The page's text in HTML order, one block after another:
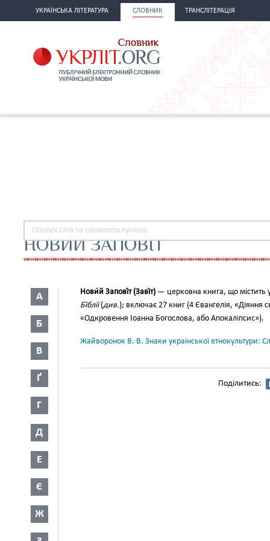
УКРАЇНСЬКА ЛІТЕРАТУРА СЛОВНИК ТРАНСЛІТЕРАЦІЯ
НОВИЙ ЗАПОВІТ
А
Б
В
Ґ
Г
Д
Е
Є
Ж
Нови́й Запові́т (Заві́т) — церков­на книга, що містить у
Бі́блії(див.); включає 27 книг (4 Євангелія, «Діяння
«Од­кровення Іоанна Богослова, або Апокаліпсис»).
Жайворонок В. В. Знаки української етнокультури:
Поділитись: